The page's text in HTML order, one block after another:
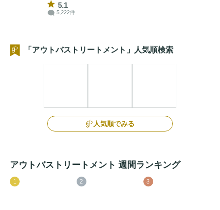
5.1
5,222件
「アウトバストリートメント」人気順検索
人気順でみる
アウトバストリートメント 週間ランキング
1 2 3